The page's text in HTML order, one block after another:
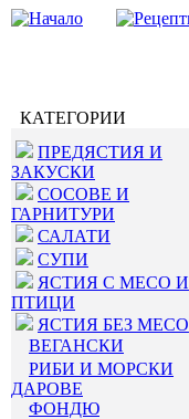
КАТЕГОРИИ
ПРЕДЯСТИЯ И
ЗАКУСКИ
СОСОВЕ И
ГАРНИТУРИ
САЛАТИ
СУПИ
ЯСТИЯ С МЕСО И
ПТИЦИ
ЯСТИЯ БЕЗ МЕСО
ВЕГАНСКИ
РИБИ И МОРСКИ
ДАРОВЕ
ФОНДЮ